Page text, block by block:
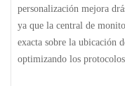
personalización mejora
ya que la central de
exacta sobre la ubicación
optimizando los